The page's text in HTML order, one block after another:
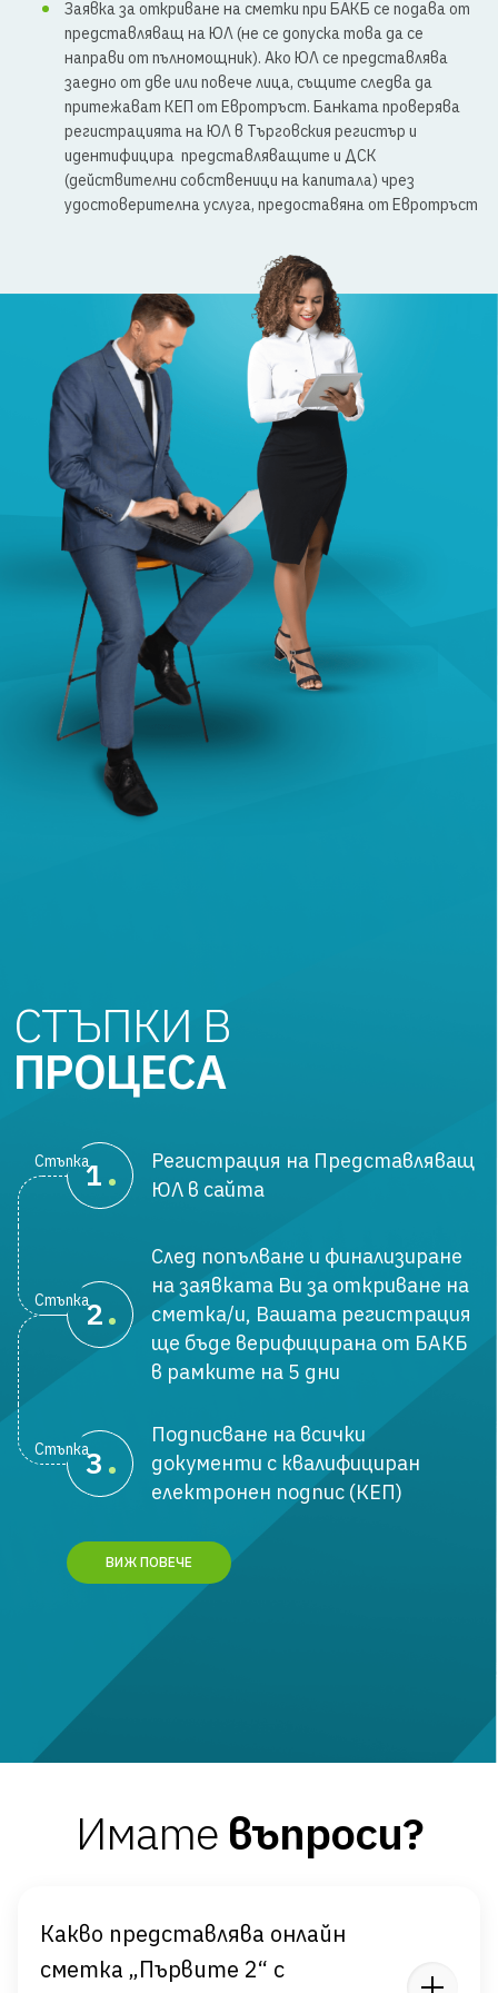
Заявка за откриване на сметки при БАКБ се подава от
представляващ на ЮЛ (не се допуска това да се
направи от пълномощник). Ако ЮЛ се представлява
заедно от две или повече лица, същите следва да
притежават КЕП от Евротръст. Банката проверява
регистрацията на ЮЛ в Търговския регистър и
идентифицира представляващите и ДСК
(действителни собственици на капитала) чрез
удостоверителна услуга, предоставяна от Евротръст
СТЪПКИ В
ПРОЦЕСА
1
Стъпка
Регистрация на Представляващ
ЮЛ в сайта
2
Стъпка
След попълване и финализиране
на заявката Ви за откриване на
сметка/и, Вашата регистрация
ще бъде верифицирана от БАКБ
в рамките на 5 дни
3
Стъпка
Подписване на всички
документи с квалифициран
електронен подпис (КЕП)
ВИЖ ПОВЕЧЕ
Имате въпроси?
Какво представлява онлайн
сметка „Първите 2“ с